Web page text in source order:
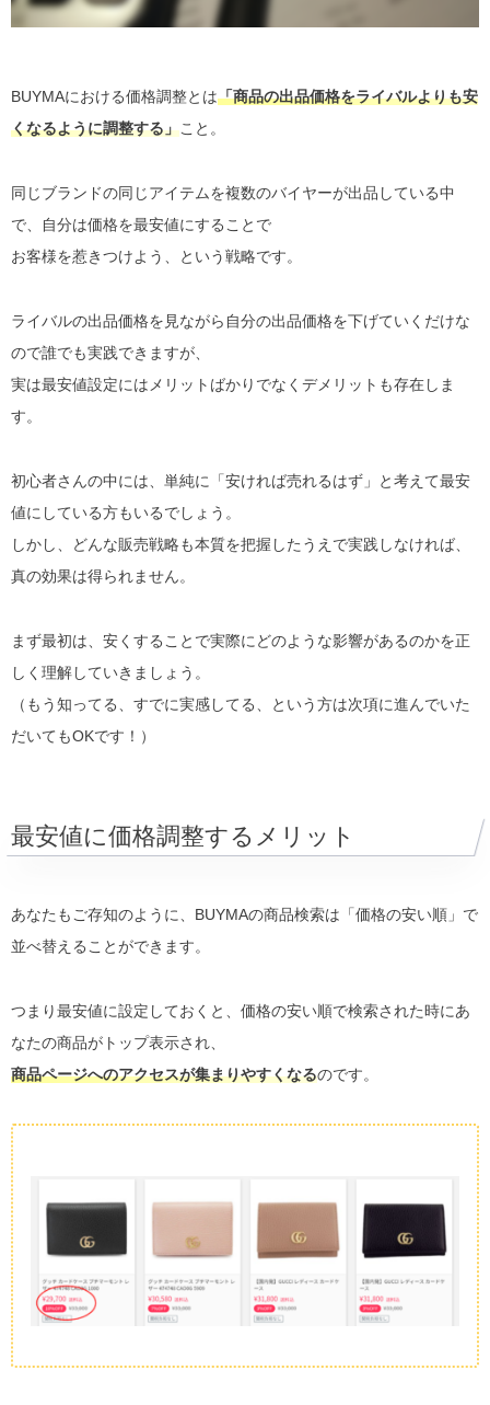
BUYMAにおける価格調整とは「商品の出品価格をライバルよりも安
くなるように調整する」こと。
同じブランドの同じアイテムを複数のバイヤーが出品している中
で、自分は価格を最安値にすることで
お客様を惹きつけよう、という戦略です。
ライバルの出品価格を見ながら自分の出品価格を下げていくだけな
ので誰でも実践できますが、
実は最安値設定にはメリットばかりでなくデメリットも存在しま
す。
初心者さんの中には、単純に「安ければ売れるはず」と考えて最安
値にしている方もいるでしょう。
しかし、どんな販売戦略も本質を把握したうえで実践しなければ、
真の効果は得られません。
まず最初は、安くすることで実際にどのような影響があるのかを正
しく理解していきましょう。
（もう知ってる、すでに実感してる、という方は次項に進んでいた
だいてもOKです！）
最安値に価格調整するメリット
あなたもご存知のように、BUYMAの商品検索は「価格の安い順」で
並べ替えることができます。
つまり最安値に設定しておくと、価格の安い順で検索された時にあ
なたの商品がトップ表示され、
商品ページへのアクセスが集まりやすくなるのです。